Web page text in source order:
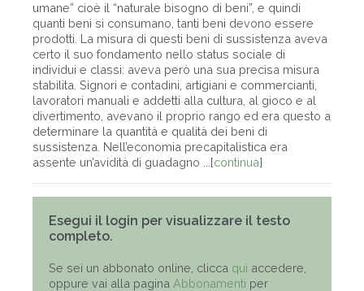
umane” cioè il “naturale bisogno di beni”, e quindi
quanti beni si consumano, tanti beni devono essere
prodotti. La misura di questi beni di sussistenza aveva
certo il suo fondamento nello status sociale di
individui e classi: aveva però una sua precisa misura
stabilita. Signori e contadini, artigiani e commercianti,
lavoratori manuali e addetti alla cultura, al gioco e al
divertimento, avevano il proprio rango ed era questo a
determinare la quantità e qualità dei beni di
sussistenza. Nell’economia precapitalistica era
assente un’avidità di guadagno ...[continua]
Esegui il login per visualizzare il testo
completo.
Se sei un abbonato online, clicca qui accedere,
oppure vai alla pagina Abbonamenti per